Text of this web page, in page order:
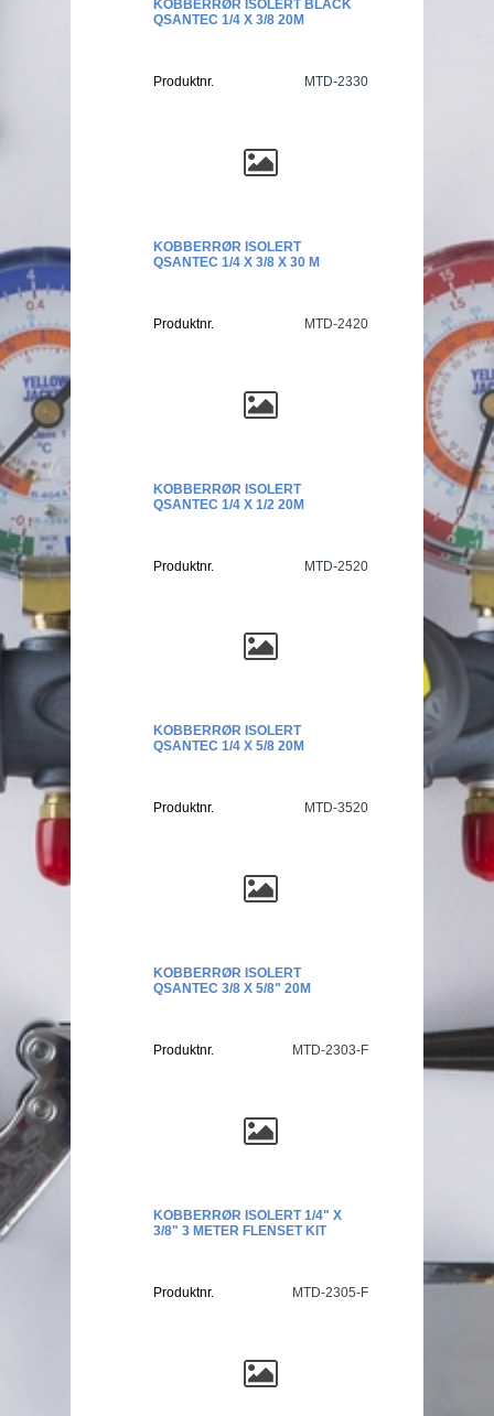
KOBBERRØR ISOLERT BLACK
QSANTEC 1/4 X 3/8 20M
Produktnr. MTD-2330
KOBBERRØR ISOLERT
QSANTEC 1/4 X 3/8 X 30 M
Produktnr. MTD-2420
KOBBERRØR ISOLERT
QSANTEC 1/4 X 1/2 20M
Produktnr. MTD-2520
KOBBERRØR ISOLERT
QSANTEC 1/4 X 5/8 20M
Produktnr. MTD-3520
KOBBERRØR ISOLERT
QSANTEC 3/8 X 5/8" 20M
Produktnr. MTD-2303-F
KOBBERRØR ISOLERT 1/4" X
3/8" 3 METER FLENSET KIT
Produktnr. MTD-2305-F